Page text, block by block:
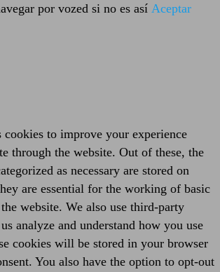
por vozed si no es así Aceptar
cookies to improve your experience
through the website. Out of these, the
as necessary are stored on
are essential for the working of basic
website. We also use third-party
analyze and understand how you use
cookies will be stored in your browser
You also have the option to opt-out